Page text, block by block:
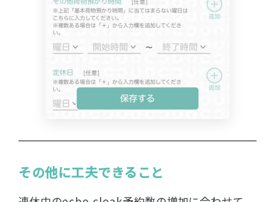
その他に工夫できること